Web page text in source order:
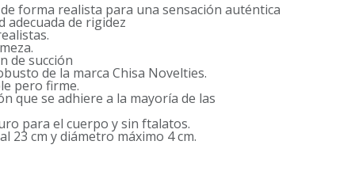
forma realista para una sensación auténtica
adecuada de rigidez
de succión
de la marca Chisa Novelties.
pero firme.
que se adhiere a la mayoría de las
para el cuerpo y sin ftalatos.
23 cm y diámetro máximo 4 cm.